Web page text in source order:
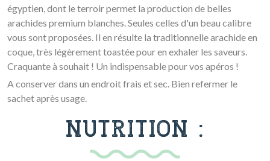
égyptien, dont le terroir permet la production de belles
arachides premium blanches. Seules celles d'un beau calibre
vous sont proposées. Il en résulte la traditionnelle arachide en
coque, très légèrement toastée pour en exhaler les saveurs.
Craquante à souhait ! Un indispensable pour vos apéros !
A conserver dans un endroit frais et sec. Bien refermer le
sachet après usage.
NUTRITION :